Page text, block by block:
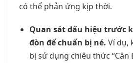
có thể phản ứng kịp thời.
Quan sát dấu hiệu trước
đòn để chuẩn bị né. Ví dụ,
bị sử dụng chiêu thức “Cân